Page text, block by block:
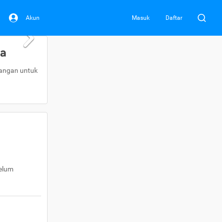
Akun Masuk Daftar
untuk